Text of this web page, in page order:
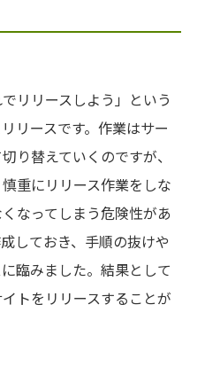
リリースしよう」という
リースです。作業はサー
り替えていくのですが、
重にリリース作業をしな
なってしまう危険性があ
しておき、手順の抜けや
臨みました。結果として
トをリリースすることが